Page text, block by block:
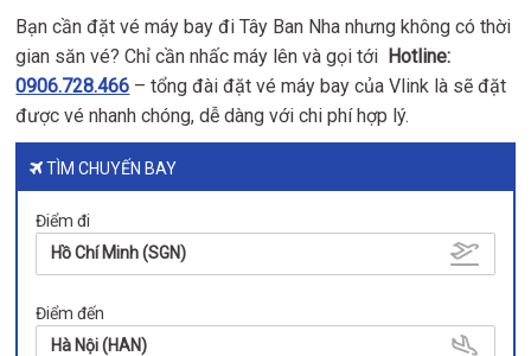
Bạn cần đặt vé máy bay đi Tây Ban Nha nhưng không có thời
gian săn vé? Chỉ cần nhấc máy lên và gọi tới Hotline:
0906.728.466 – tổng đài đặt vé máy bay của Vlink là sẽ đặt
được vé nhanh chóng, dễ dàng với chi phí hợp lý.
TÌM CHUYẾN BAY
Điểm đi
Hồ Chí Minh (SGN)
Điểm đến
Hà Nội (HAN)